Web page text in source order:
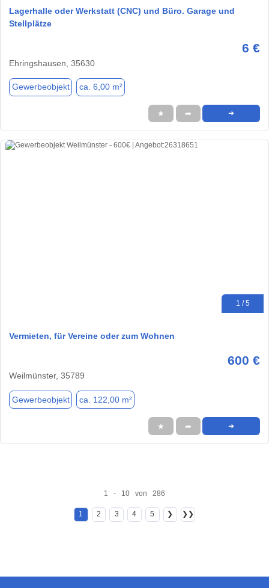
Lagerhalle oder Werkstatt (CNC) und Büro. Garage und
Stellplätze
6 €
Ehringshausen, 35630
Gewerbeobjekt ca. 6,00 m²
★ ➦ ➜
1 / 5
Vermieten, für Vereine oder zum Wohnen
600 €
Weilmünster, 35789
Gewerbeobjekt ca. 122,00 m²
★ ➦ ➜
1 - 10 von 286
1 2 3 4 5 ❯ ❯❯